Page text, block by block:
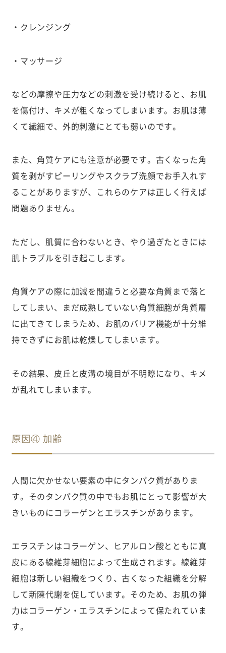
・クレンジング
・マッサージ
などの摩擦や圧力などの刺激を受け続けると、お肌
を傷付け、キメが粗くなってしまいます。お肌は薄
くて繊細で、外的刺激にとても弱いのです。
また、角質ケアにも注意が必要です。古くなった角
質を剥がすピーリングやスクラブ洗顔でお手入れす
ることがありますが、これらのケアは正しく行えば
問題ありません。
ただし、肌質に合わないとき、やり過ぎたときには
肌トラブルを引き起こします。
角質ケアの際に加減を間違うと必要な角質まで落と
してしまい、まだ成熟していない角質細胞が角質層
に出てきてしまうため、お肌のバリア機能が十分維
持できずにお肌は乾燥してしまいます。
その結果、皮丘と皮溝の境目が不明瞭になり、キメ
が乱れてしまいます。
原因④ 加齢
人間に欠かせない要素の中にタンパク質がありま
す。そのタンパク質の中でもお肌にとって影響が大
きいものにコラーゲンとエラスチンがあります。
エラスチンはコラーゲン、ヒアルロン酸とともに真
皮にある線維芽細胞によって生成されます。線維芽
細胞は新しい組織をつくり、古くなった組織を分解
して新陳代謝を促しています。そのため、お肌の弾
力はコラーゲン・エラスチンによって保たれていま
す。